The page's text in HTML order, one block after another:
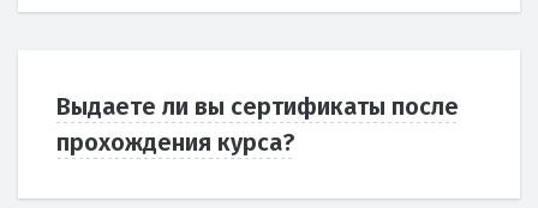
Выдаете ли вы сертификаты после
прохождения курса?